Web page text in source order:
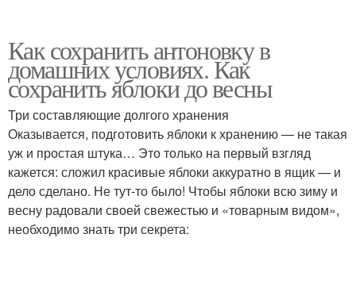
Как сохранить антоновку в
домашних условиях. Как
сохранить яблоки до весны
Три составляющие долгого хранения
Оказывается, подготовить яблоки к хранению — не такая
уж и простая штука… Это только на первый взгляд
кажется: сложил красивые яблоки аккуратно в ящик — и
дело сделано. Не тут-то было! Чтобы яблоки всю зиму и
весну радовали своей свежестью и «товарным видом»,
необходимо знать три секрета: